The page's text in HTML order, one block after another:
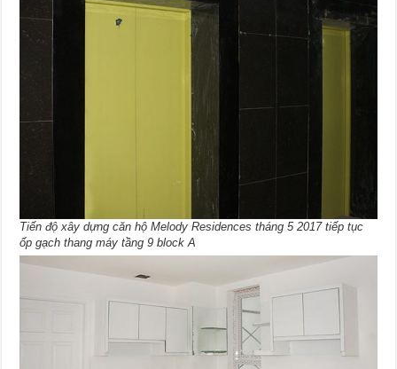
Tiến độ xây dựng căn hộ Melody Residences tháng 5 2017 tiếp tục
ốp gạch thang máy tầng 9 block A